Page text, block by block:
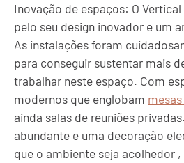
Inovação de espaços: O
pelo seu design inovador e um
As instalações foram
para conseguir sustentar mais
trabalhar neste espaço. Com
modernos que englobam
ainda salas de reuniões
abundante e uma decoração
que o ambiente seja acolhedor